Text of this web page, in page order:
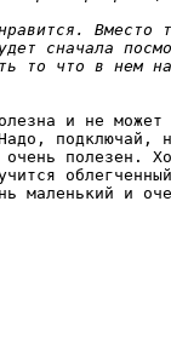
и не
подключай,
полезен.
маленький и